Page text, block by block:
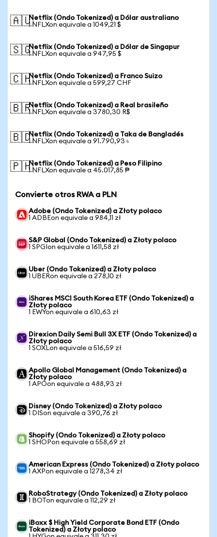
🇦🇺Netflix (Ondo Tokenized) a Dólar australiano
1 NFLXon equivale a 1049,21 $
🇸🇬Netflix (Ondo Tokenized) a Dólar de Singapur
1 NFLXon equivale a 947,95 $
🇨🇭Netflix (Ondo Tokenized) a Franco Suizo
1 NFLXon equivale a 599,27 CHF
🇧🇷Netflix (Ondo Tokenized) a Real brasileño
1 NFLXon equivale a 3780,30 R$
🇧🇩Netflix (Ondo Tokenized) a Taka de Bangladés
1 NFLXon equivale a 91.790,93 ৳
🇵🇭Netflix (Ondo Tokenized) a Peso Filipino
1 NFLXon equivale a 45.017,85 ₱
Convierte otros RWA a PLN
Adobe (Ondo Tokenized) a Złoty polaco
1 ADBEon equivale a 984,11 zł
S&P Global (Ondo Tokenized) a Złoty polaco
1 SPGIon equivale a 1611,58 zł
Uber (Ondo Tokenized) a Złoty polaco
1 UBERon equivale a 278,10 zł
iShares MSCI South Korea ETF (Ondo Tokenized) a
Złoty polaco
1 EWYon equivale a 610,63 zł
Direxion Daily Semi Bull 3X ETF (Ondo Tokenized) a
Złoty polaco
1 SOXLon equivale a 516,59 zł
Apollo Global Management (Ondo Tokenized) a
Złoty polaco
1 APOon equivale a 488,93 zł
Disney (Ondo Tokenized) a Złoty polaco
1 DISon equivale a 390,76 zł
Shopify (Ondo Tokenized) a Złoty polaco
1 SHOPon equivale a 558,69 zł
American Express (Ondo Tokenized) a Złoty polaco
1 AXPon equivale a 1278,34 zł
RoboStrategy (Ondo Tokenized) a Złoty polaco
1 BOTon equivale a 112,29 zł
iBoxx $ High Yield Corporate Bond ETF (Ondo
Tokenized) a Złoty polaco